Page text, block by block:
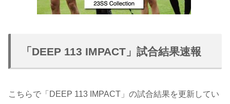
「DEEP 113 IMPACT」試合結果速報
こちらで「DEEP 113 IMPACT」の試合結果を更新してい